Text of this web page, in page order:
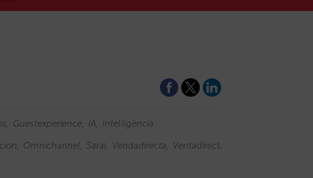
Guestexperience IA
Intel·ligència
Omnichannel Sarai Vendadirecta Ventadirecta